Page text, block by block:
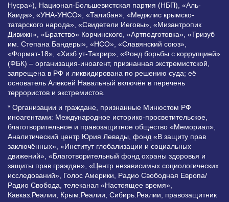
Нусра»), Национал-Большевистская партия (НБП), «Аль-
Каида», «УНА-УНСО», «Талибан», «Меджлис крымско-
татарского народа», «Свидетели Иеговы», «Мизантропик
Дивижн», «Братство» Корчинского, «Артподготовка», «Тризуб
им. Степана Бандеры», «НСО», «Славянский союз»,
«Формат-18», «Хизб ут-Тахрир», «Фонд борьбы с коррупцией»
(ФБК) – организация-иноагент, признанная экстремистской,
запрещена в РФ и ликвидирована по решению суда; её
основатель Алексей Навальный включён в перечень
террористов и экстремистов.
* Организации и граждане, признанные Минюстом РФ
иноагентами: Международное историко-просветительское,
благотворительное и правозащитное общество «Мемориал»,
Аналитический центр Юрия Левады, фонд «В защиту прав
заключённых», «Институт глобализации и социальных
движений», «Благотворительный фонд охраны здоровья и
защиты прав граждан», «Центр независимых социологических
исследований», Голос Америки, Радио Свободная Европа/
Радио Свобода, телеканал «Настоящее время»,
Кавказ.Реалии, Крым.Реалии, Сибирь.Реалии, правозащитник